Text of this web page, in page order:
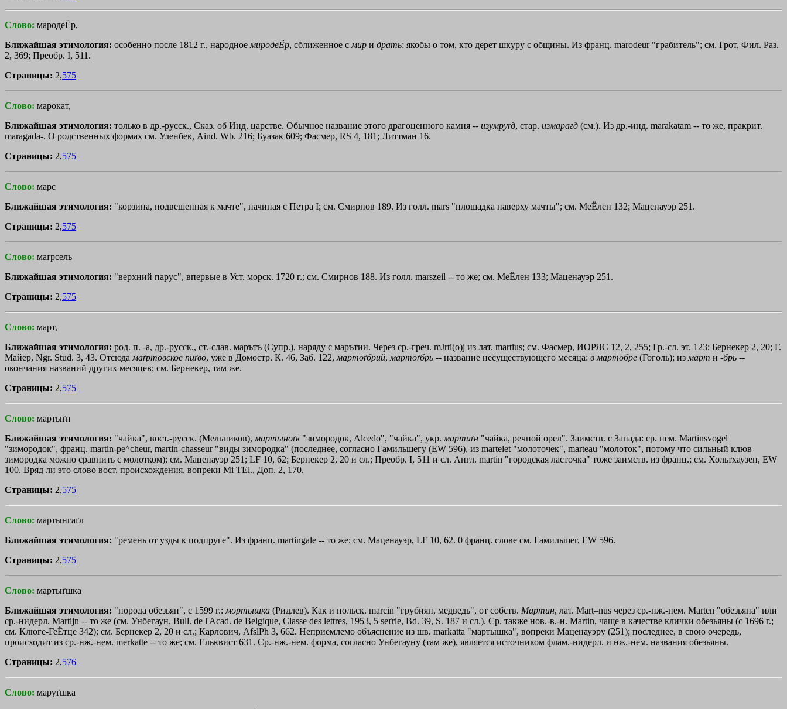
Слово: мародеЁр,
Ближайшая этимология: особенно после 1812 г., народное миродеЁр, сближенное с мир и драть: якобы о том, кто дерет шкуру с общины. Из франц. marodeur "грабитель"; см. Грот, Фил. Раз.
2, 369; Преобр. I, 511.
Страницы: 2,575
Слово: марокат,
Ближайшая этимология: только в др.-русск., Сказ. об Инд. царстве. Обычное название этого драгоценного камня -- изумруґд, стар. измарагд (см.). Из др.-инд. mаrаkаtаm -- то же, пракрит.
mаrаgаdа-. О родственных формах см. Уленбек, Aind. Wb. 216; Буазак 609; Фасмер, RS 4, 181; Литтман 16.
Страницы: 2,575
Слово: марс
Ближайшая этимология: "корзина, подвешенная к мачте", начиная с Петра I; см. Смирнов 189. Из голл. mars "площадка наверху мачты"; см. МеЁлен 132; Маценауэр 251.
Страницы: 2,575
Слово: маґрсель
Ближайшая этимология: "верхний парус", впервые в Уст. морск. 1720 г.; см. Смирнов 188. Из голл. marszeil -- то же; см. МеЁлен 133; Маценауэр 251.
Страницы: 2,575
Слово: март,
Ближайшая этимология: род. п. -а, др.-русск., ст.-слав. марътъ (Супр.), наряду с марътии. Через ср.-греч. mЈrti(o)j из лат. martius; см. Фасмер, ИОРЯС 12, 2, 255; Гр.-сл. эт. 123; Бернекер 2, 20; Г.
Майер, Ngr. Stud. 3, 43. Отсюда маґртовское пиґво, уже в Домостр. К. 46, Заб. 122, мартоґбрий, мартоґбрь -- название несуществующего месяца: в мартобре (Гоголь); из март и -брь --
окончания названий других месяцев; см. Бернекер, там же.
Страницы: 2,575
Слово: мартыґн
Ближайшая этимология: "чайка", вост.-русск. (Мельников), мартыноґк"зимородок, Аlсеdо", "чайка", укр. мартиґн "чайка, речной орел". Заимств. с Запада: ср. нем. Мartinsvogel
"зимородок", франц. martin-pe^cheur, martin-chasseur "виды зимородка" (последнее, согласно Гамильшегу (ЕW 596), из martelet "молоточек", mаrtеаu "молоток", потому что сильный клюв
зимородка можно сравнить с молотком); см. Маценауэр 251; LF 10, 62; Бернекер 2, 20 и сл.; Преобр. I, 511 и сл. Англ. martin "городская ласточка" тоже заимств. из франц.; см. Хольтхаузен, ЕW
100. Вряд ли это слово вост. происхождения, вопреки Мi ТЕl., Доп. 2, 170.
Страницы: 2,575
Слово: мартынгаґл
Ближайшая этимология: "ремень от узды к подпруге". Из франц. martingale -- то же; см. Маценауэр, LF 10, 62. 0 франц. слове см. Гамильшег, ЕW 596.
Страницы: 2,575
Слово: мартыґшка
Ближайшая этимология: "порода обезьян", с 1599 г.: мортышка (Ридлев). Как и польск. marcin "грубиян, медведь", от собств. Мартин, лат. Мart–nus через ср.-нж.-нем. Маrtеn "обезьяна" или
ср.-нидерл. Мartijn -- то же (см. Унбегаун, Bull. dе l'Асаd. dе Belgique, Classe dеs lettres, 1953, 5 seґrie, Вd. 39, S. 187 и сл.). Ср. также нов.-в.-н. Мartin, чаще в качестве клички обезьяны (с 1696 г.;
см. Клюге-ГеЁтце 342); см. Бернекер 2, 20 и сл.; Карлович, AfslPh 3, 662. Неприемлемо объяснение из шв. markatta "мартышка", вопреки Маценауэру (251); последнее, в свою очередь,
происходит из ср.-нж.-нем. merkatte -- то же; см. Ельквист 631. Ср.-нж.-нем. форма, согласно Унбегауну (там же), является источником флам.-нидерл. и нж.-нем. названия обезьяны.
Страницы: 2,576
Слово: маруґшка